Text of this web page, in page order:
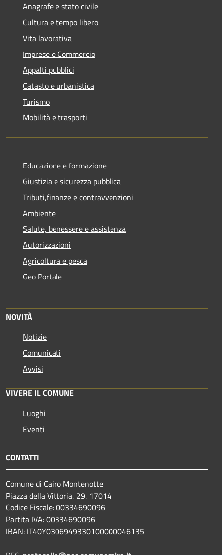
Anagrafe e stato civile
Cultura e tempo libero
Vita lavorativa
Imprese e Commercio
Appalti pubblici
Catasto e urbanistica
Turismo
Mobilità e trasporti
Educazione e formazione
Giustizia e sicurezza pubblica
Tributi,finanze e contravvenzioni
Ambiente
Salute, benessere e assistenza
Autorizzazioni
Agricoltura e pesca
Geo Portale
NOVITÀ
Notizie
Comunicati
Avvisi
VIVERE IL COMUNE
Luoghi
Eventi
CONTATTI
Comune di Cairo Montenotte
Piazza della Vittoria, 29, 17014
Codice Fiscale: 00334690096
Partita IVA: 00334690096
IBAN: IT40Y0306949330100000046135